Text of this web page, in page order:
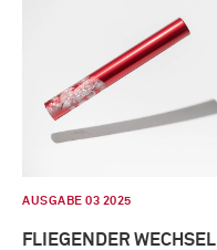
AUSGABE 03 2025
FLIEGENDER WECHSEL